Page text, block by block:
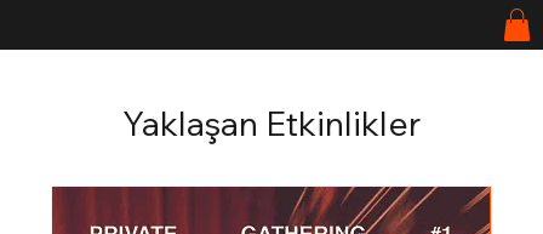
Yaklaşan Etkinlikler